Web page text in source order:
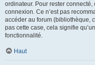
ordinateur. Pour rester connecté,
connexion. Ce n’est pas
accéder au forum (bibliothèque,
pas cette case, cela signifie
fonctionnalité.
Haut